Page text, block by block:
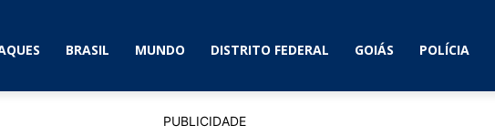
BRASIL MUNDO DISTRITO FEDERAL GOIÁS POLÍCIA
PUBLICIDADE